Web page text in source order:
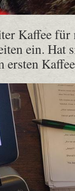
Kaffee
ein. Hat
ersten